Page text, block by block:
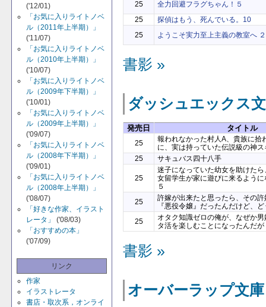
('12/01)
「お気に入りライトノベ
ル（2011年上半期）」
('11/07)
「お気に入りライトノベ
ル（2010年上半期）」
('10/07)
「お気に入りライトノベ
ル（2009年下半期）」
('10/01)
「お気に入りライトノベ
ル（2009年上半期）」
('09/07)
「お気に入りライトノベ
ル（2008年下半期）」
('09/01)
「お気に入りライトノベ
ル（2008年上半期）」
('08/07)
「好きな作家、イラスト
レータ」
('08/03)
「おすすめの本」
('07/09)
リンク
作家
イラストレータ
書店・取次系，オンライ
25
全力回避フラグちゃん！５
25
探偵はもう、死んでいる。10
25
ようこそ実力至上主義の教室へ
書影 »
ダッシュエックス
発売日 タイトル
25
報われなかった村人A、貴族に拾
に、実は持っていた伝説級の神
25
サキュバス四十八手
25
迷子になっていた幼女を助けた
女留学生が家に遊びに来るよう
５
25
許嫁が出来たと思ったら、その
『悪役令嬢』だったんだけど、
25
オタク知識ゼロの俺が、なぜか
タ活を楽しむことになったんだが
書影 »
オーバーラップ文庫